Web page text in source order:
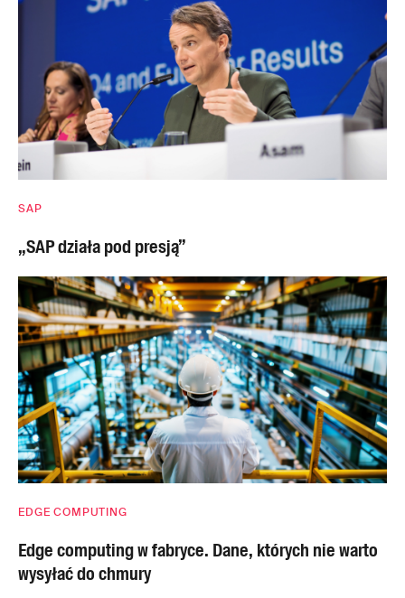
SAP
„SAP działa pod presją”
EDGE COMPUTING
Edge computing w fabryce. Dane, których nie warto
wysyłać do chmury